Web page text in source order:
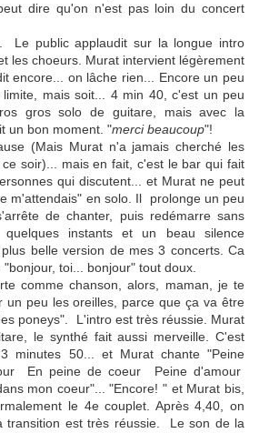
dire qu'on n'est pas loin du concert
Le public applaudit sur la longue intro
les choeurs. Murat intervient légèrement
encore... on lâche rien... Encore un peu
mais soit... 4 min 40, c'est un peu
gros solo de guitare, mais avec la
un bon moment. "merci beaucoup"!
(Mais Murat n'a jamais cherché les
soir)... mais en fait, c'est le bar qui fait
qui discutent... et Murat ne peut
m'attendais" en solo. Il prolonge un peu
de chanter, puis redémarre sans
quelques instants et un beau silence
belle version de mes 3 concerts. Ca
toi... bonjour" tout doux.
comme chanson, alors, maman, je te
un peu les oreilles, parce que ça va être
poneys". L'intro est très réussie. Murat
le synthé fait aussi merveille. C'est
minutes 50... et Murat chante "Peine
En peine de coeur Peine d'amour
mon coeur"... "Encore! " et Murat bis,
le 4e couplet. Après 4,40, on
transition est très réussie. Le son de la